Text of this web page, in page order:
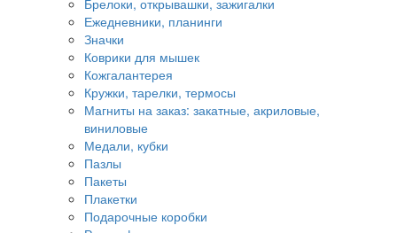
Брелоки, открывашки, зажигалки
Ежедневники, планинги
Значки
Коврики для мышек
Кожгалантерея
Кружки, тарелки, термосы
Магниты на заказ: закатные, акриловые,
виниловые
Медали, кубки
Пазлы
Пакеты
Плакетки
Подарочные коробки